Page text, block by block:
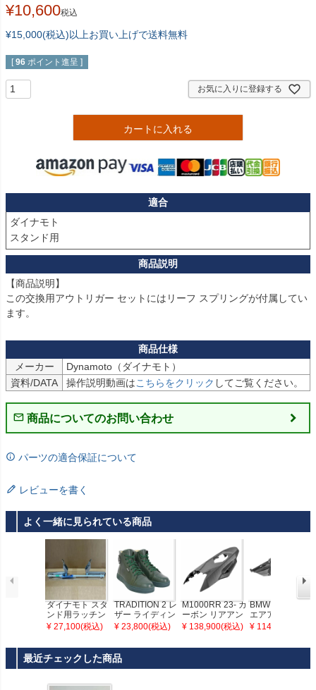
¥10,600税込
¥15,000(税込)以上お買い上げで送料無料
[ 96 ポイント進呈 ]
お気に入りに登録する
カートに入れる
適合
ダイナモト
スタンド用
【商品説明】
この交換用アウトリガー セットにはリーフ スプリングが付属してい
メーカー
Dynamoto（ダイナモト）
資料/DATA
操作説明動画はこちらをクリック してご覧ください。
商品についてのお問い合わせ
パーツの適合保証について
レビューを書く
よく一緒に見られている商品
ダイナモト スタ
ンド用ラッチン
グアウトリガー
キット Dynamot
¥ 27,100(税込)
TRADITION 2 レ
ザー ライディン
グシューズ グリ
ーン By City
¥ 23,800(税込)
M1000RR 23- カ
ーボン リアアン
ダートレイ マッ
ト イルムバーガ
¥ 138,900(税込)
BMW R1300R
エアアウトレッ
ト/サイドパネ
¥ 114,700(税込)
最近チェックした商品